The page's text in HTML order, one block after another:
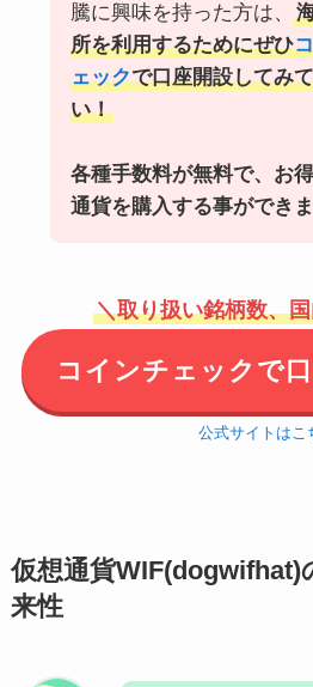
騰に興味を持った方は、
所を利用するためにぜひ
ェックで口座開設してみ
い！
各種手数料が無料で、お
通貨を購入する事ができま
＼取り扱い銘柄数、
コインチェックで
公式サイトはこ
仮想通貨WIF(dogwifhat)
来性